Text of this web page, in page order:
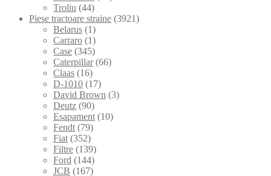
Troliu (44)
Piese tractoare straine (3921)
Belarus (1)
Carraro (1)
Case (345)
Caterpillar (66)
Claas (16)
D-1010 (17)
David Brown (3)
Deutz (90)
Esapament (10)
Fendt (79)
Fiat (352)
Filtre (139)
Ford (144)
JCB (167)